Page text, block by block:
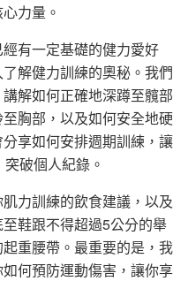
力量。
有一定基礎的健力愛好
解健力訓練的奧秘。我們
解如何正確地深蹲至髖部
胸部，以及如何安全地硬
享如何安排週期訓練，讓
破個人紀錄。
力訓練的飲食建議，以及
鞋跟不得超過5公分的舉
重腰帶。最重要的是，我
何預防運動傷害，讓你享